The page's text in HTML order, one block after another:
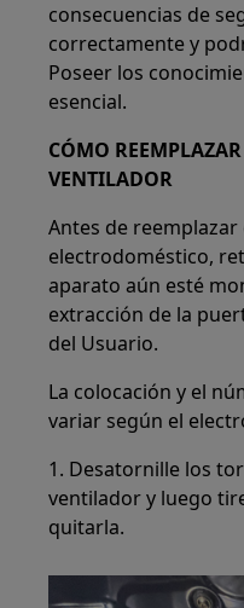
consecuencias de
correctamente y
Poseer los
esencial.
CÓMO
VENTILADOR
Antes de
electrodoméstico,
aparato aún esté
extracción de la
del Usuario.
La colocación y el
variar según el
1. Desatornille los
ventilador y luego
quitarla.